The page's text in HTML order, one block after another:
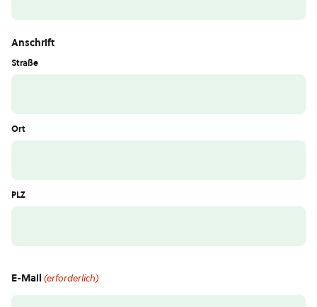
Anschrift
Straße
Ort
PLZ
E-Mail (erforderlich)